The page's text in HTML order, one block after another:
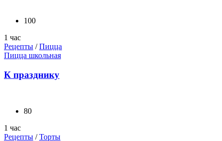
100
1 час
Рецепты /Пицца
Пицца школьная
К празднику
80
1 час
Рецепты /Торты